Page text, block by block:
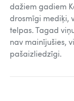
dažiem gadiem
drosmīgi mediķi,
telpas. Tagad
nav mainījušies,
pašaizliedzīgi.